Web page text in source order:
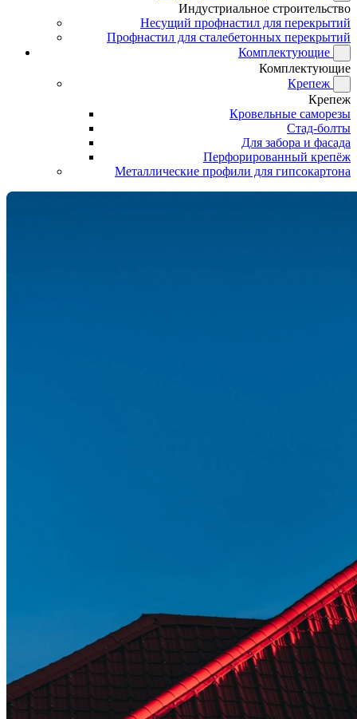
Индустриальное строительство
Несущий профнастил для перекрытий
Профнастил для сталебетонных перекрытий
Комплектующие
Комплектующие
Крепеж
Крепеж
Кровельные саморезы
Стад-болты
Для забора и фасада
Перфорированный крепёж
Металлические профили для гипсокартона